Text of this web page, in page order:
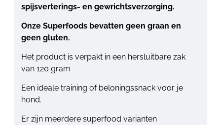
spijsverterings- en gewrichtsverzorging.
Onze Superfoods bevatten geen graan en
geen gluten.
Het product is verpakt in een hersluitbare zak
van 120 gram
Een ideale training of beloningssnack voor je
hond.
Er zijn meerdere superfood varianten